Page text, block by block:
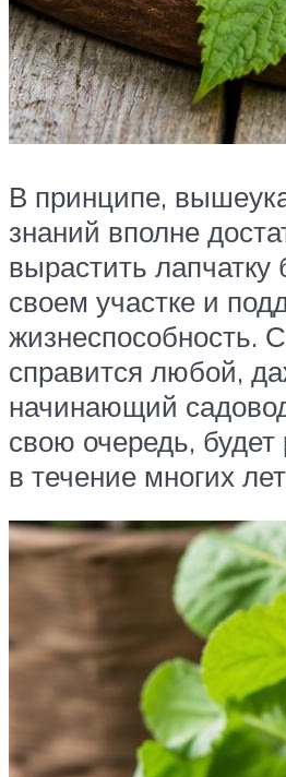
В принципе,
знаний вполне
вырастить
своем участке и
жизнеспособность.
справится любой,
начинающий
свою очередь, будет
в течение многих